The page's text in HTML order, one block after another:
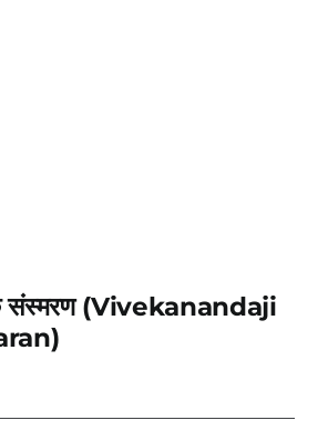
के संस्मरण (Vivekanandaji